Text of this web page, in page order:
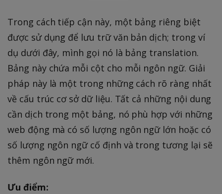
Trong cách tiếp cận này, một bảng riêng biệt
được sử dụng để lưu trữ văn bản dịch; trong ví
dụ dưới đây, mình gọi nó là bảng translation.
Bảng này chứa mỗi cột cho mỗi ngôn ngữ. Giải
pháp này là một trong những cách rõ ràng nhất
về cấu trúc cơ sở dữ liệu. Tất cả những nội dung
cần dịch trong một bảng, nó phù hợp với những
web động mà có số lượng ngôn ngữ lớn hoặc có
số lượng ngôn ngữ cố định và trong tương lại sẽ
thêm ngôn ngữ mới.
Ưu điểm: